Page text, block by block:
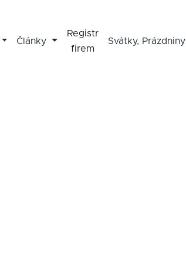
Články
Registr
firem
Svátky, Prázdniny